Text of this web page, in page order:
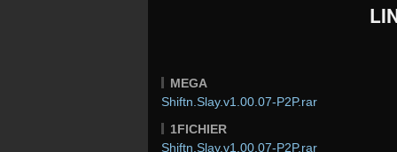
MEGA
Shiftn.Slay.v1.00.07-P2P.rar
1FICHIER
Shiftn.Slay.v1.00.07-P2P.rar